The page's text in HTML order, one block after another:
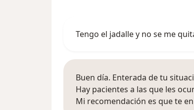
Tengo el jadalle y no se me
Buen día. Enterada de tu
Hay pacientes a las que les
Mi recomendación es que te